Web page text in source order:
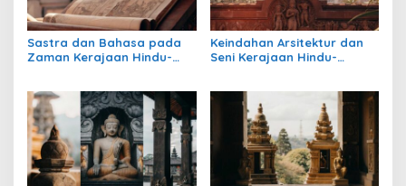
Sastra dan Bahasa pada
Zaman Kerajaan Hindu-
Keindahan Arsitektur dan
Seni Kerajaan Hindu-